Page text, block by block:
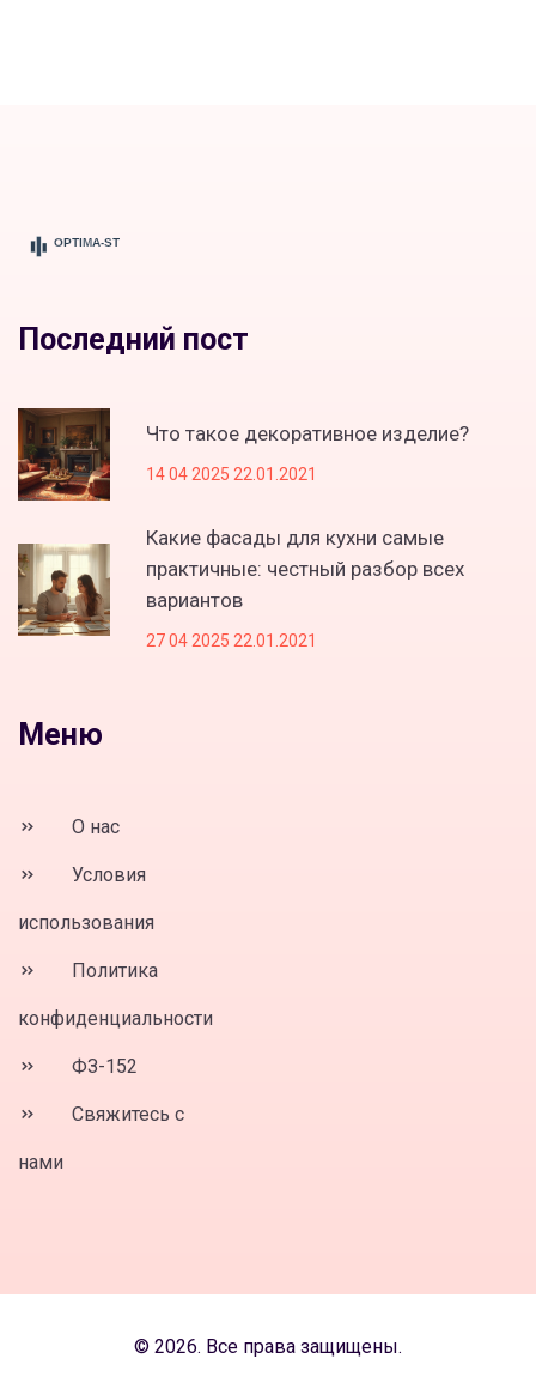
Последний пост
Что такое декоративное изделие?
14 04 2025 22.01.2021
Какие фасады для кухни самые
практичные: честный разбор всех
вариантов
27 04 2025 22.01.2021
Меню
О нас
Условия
использования
Политика
конфиденциальности
ФЗ-152
Свяжитесь с
нами
© 2026. Все права защищены.